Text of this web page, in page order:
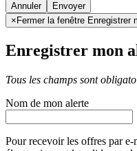
Annuler
× Fermer la fenêtre Enregistrer
Enregistrer mon
Tous les champs sont
Nom de mon alerte
Pour recevoir les offres par